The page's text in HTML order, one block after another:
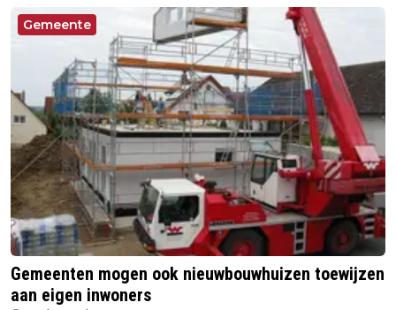
Gemeente
Gemeenten mogen ook nieuwbouwhuizen toewijzen
aan eigen inwoners